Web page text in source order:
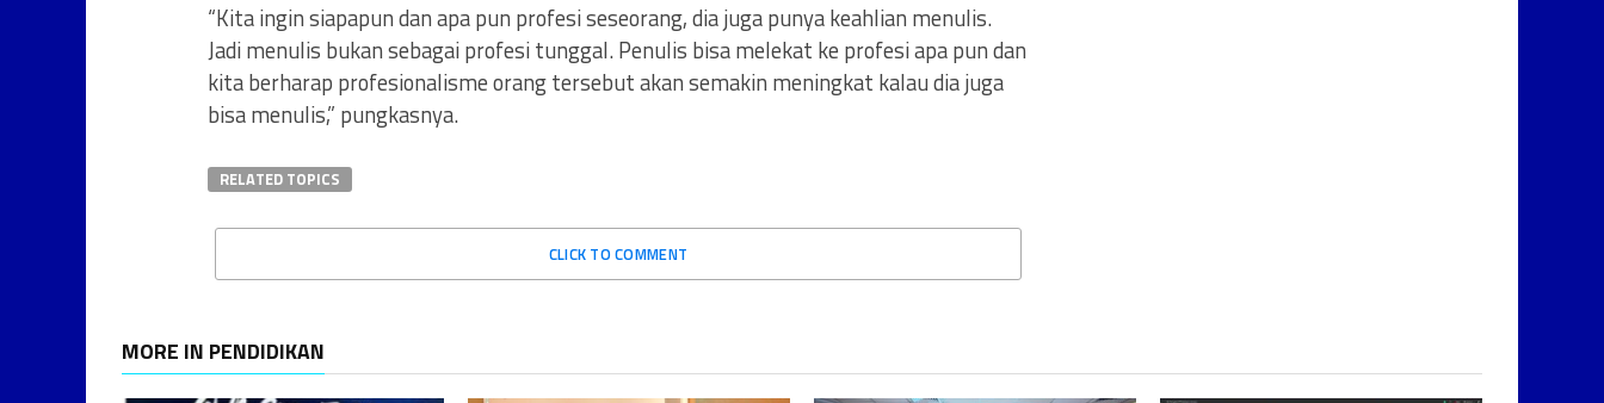
“Kita ingin siapapun dan apa pun profesi seseorang, dia juga punya keahlian menulis.
Jadi menulis bukan sebagai profesi tunggal. Penulis bisa melekat ke profesi apa pun dan
kita berharap profesionalisme orang tersebut akan semakin meningkat kalau dia juga
bisa menulis,” pungkasnya.
RELATED TOPICS
CLICK TO COMMENT
MORE IN PENDIDIKAN